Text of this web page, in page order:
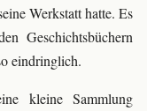
Werkstatt hatte. Es
Geschichtsbüchern
eindringlich.
kleine Sammlung